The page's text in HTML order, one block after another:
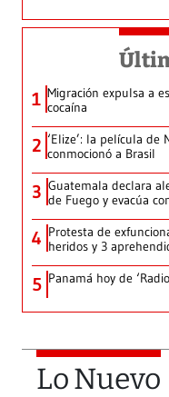
1 Migración expulsa a
cocaína
2 ‘Elize’: la película
conmocionó a Brasil
3 Guatemala declara
de Fuego y evacúa
4 Protesta de
heridos y 3
5 Panamá hoy de
Lo Nuevo